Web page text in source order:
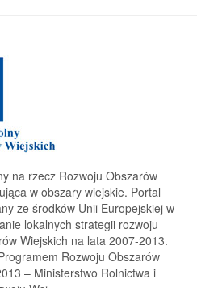
na rzecz Rozwoju Obszarów
w obszary wiejskie. Portal
ze środków Unii Europejskiej w
lokalnych strategii rozwoju
Wiejskich na lata 2007-2013.
Rozwoju Obszarów
– Ministerstwo Rolnictwa i